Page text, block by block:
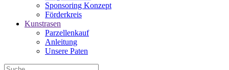
Sponsoring Konzept
Förderkreis
Kunstrasen
Parzellenkauf
Anleitung
Unsere Paten